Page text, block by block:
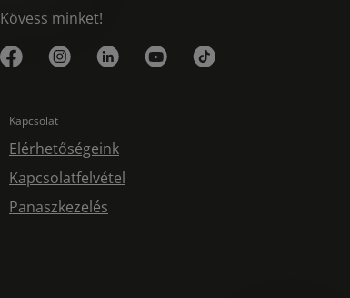
Kövess minket!
Kapcsolat
Elérhetőségeink
Kapcsolatfelvétel
Panaszkezelés